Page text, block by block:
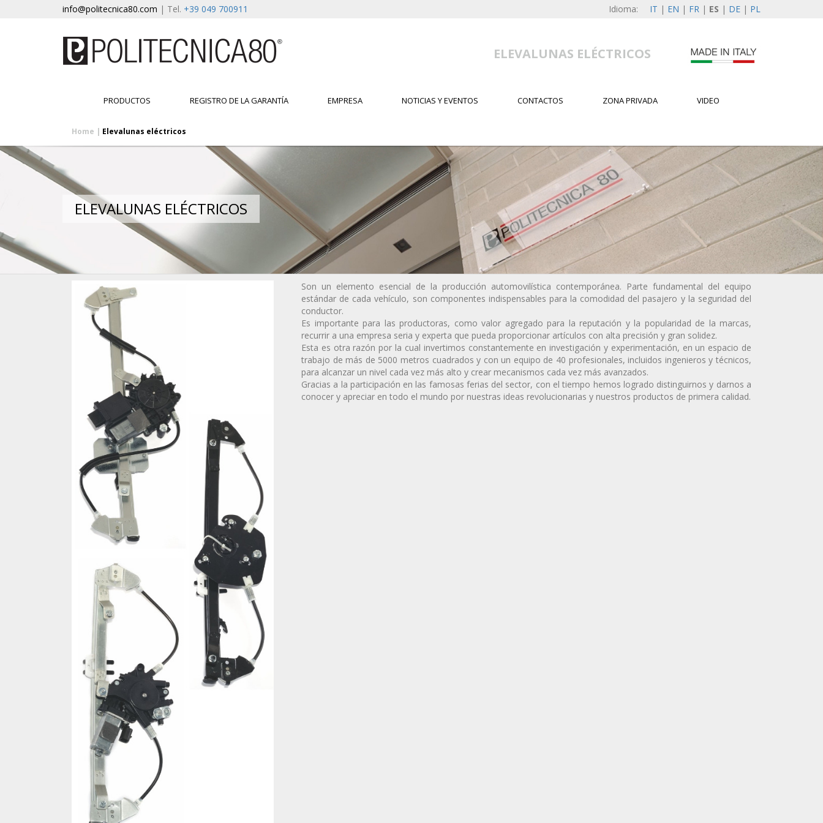
info@politecnica80.com | Tel. +39 049 700911 Idioma: IT | EN | FR | ES | DE | PL
ELEVALUNAS ELÉCTRICOS
PRODUCTOS REGISTRO DE LA GARANTÍA EMPRESA NOTICIAS Y EVENTOS CONTACTOS ZONA PRIVADA VIDEO
Home | Elevalunas eléctricos
ELEVALUNAS ELÉCTRICOS
Son un elemento esencial de la producción automovilística contemporánea. Parte fundamental del equipo
estándar de cada vehículo, son componentes indispensables para la comodidad del pasajero y la seguridad del
conductor.
Es importante para las productoras, como valor agregado para la reputación y la popularidad de la marcas,
recurrir a una empresa seria y experta que pueda proporcionar artículos con alta precisión y gran solidez.
Esta es otra razón por la cual invertimos constantemente en investigación y experimentación, en un espacio de
trabajo de más de 5000 metros cuadrados y con un equipo de 40 profesionales, incluidos ingenieros y técnicos,
para alcanzar un nivel cada vez más alto y crear mecanismos cada vez más avanzados.
Gracias a la participación en las famosas ferias del sector, con el tiempo hemos logrado distinguirnos y darnos a
conocer y apreciar en todo el mundo por nuestras ideas revolucionarias y nuestros productos de primera calidad.